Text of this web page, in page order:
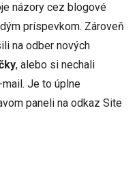
názory cez blogové
príspevkom. Zároveň
na odber nových
, alebo si nechali
Je to úplne
paneli na odkaz Site